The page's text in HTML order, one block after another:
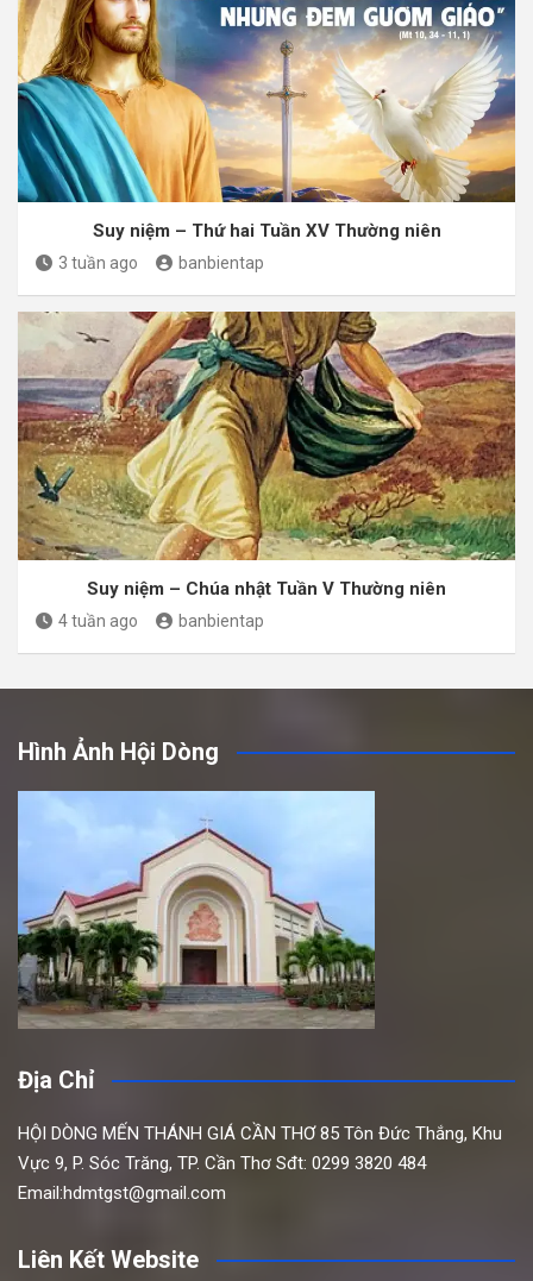
Suy niệm – Thứ hai Tuần XV Thường niên
3 tuần ago banbientap
Suy niệm – Chúa nhật Tuần V Thường niên
4 tuần ago banbientap
Hình Ảnh Hội Dòng
Địa Chỉ
HỘI DÒNG MẾN THÁNH GIÁ CẦN THƠ 85 Tôn Đức Thắng, Khu
Vực 9, P. Sóc Trăng, TP. Cần Thơ Sđt: 0299 3820 484
Email:hdmtgst@gmail.com
Liên Kết Website